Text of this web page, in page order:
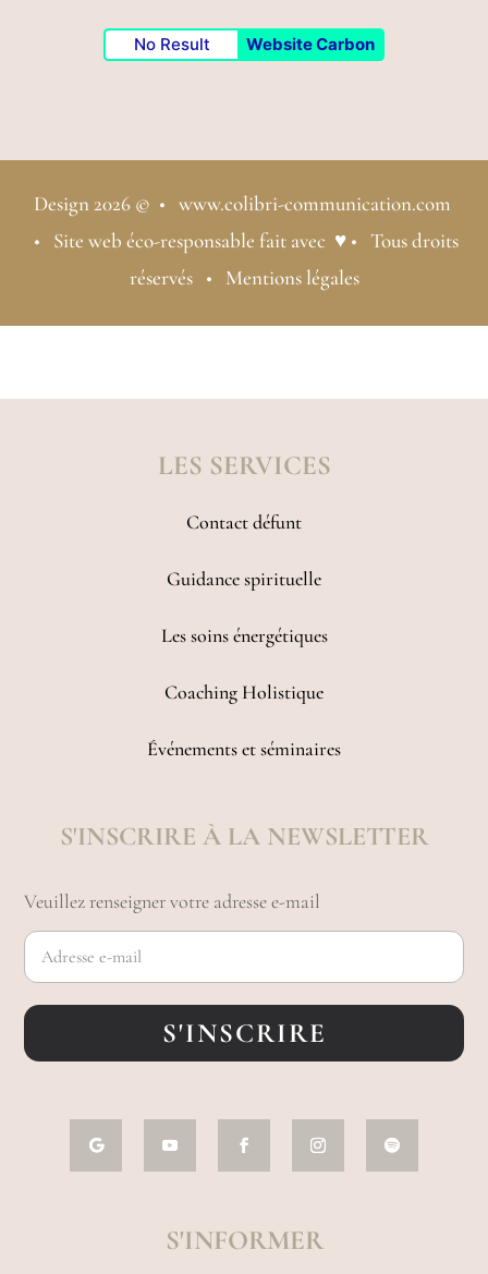
No Result Website Carbon
Design 2026 © • www.colibri-communication.com
• Site web éco-responsable fait avec ♥ • Tous droits
réservés •
Mentions légales
LES SERVICES
Contact défunt
Guidance spirituelle
Les soins énergétiques
Coaching Holistique
Événements et séminaires
S'INSCRIRE À LA NEWSLETTER
Veuillez renseigner votre adresse e-mail
S'INSCRIRE
S'INFORMER